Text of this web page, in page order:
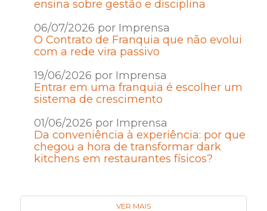
ensina sobre gestão e disciplina
06/07/2026 por Imprensa
O Contrato de Franquia que não evolui
com a rede vira passivo
19/06/2026 por Imprensa
Entrar em uma franquia é escolher um
sistema de crescimento
01/06/2026 por Imprensa
Da conveniência à experiência: por que
chegou a hora de transformar dark
kitchens em restaurantes físicos?
VER MAIS